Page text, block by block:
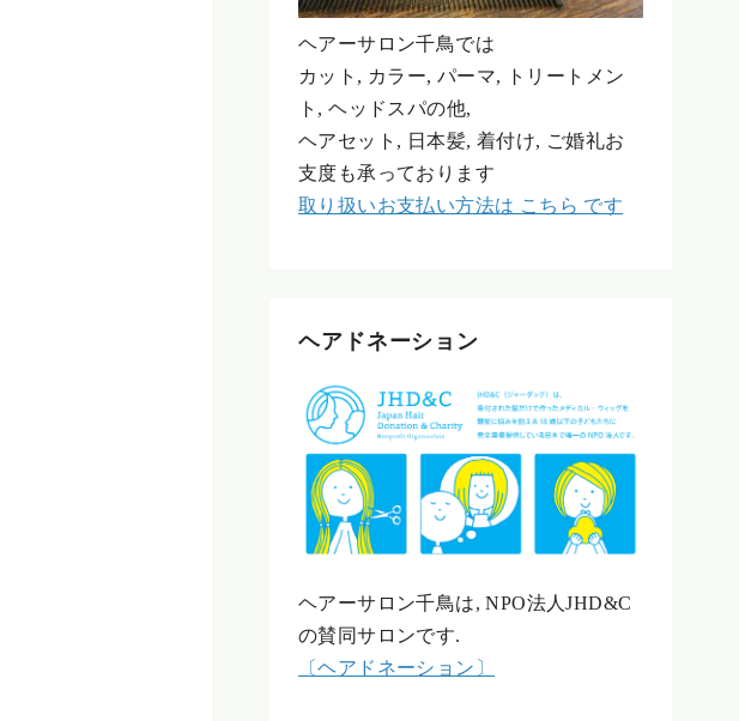
ヘアーサロン千鳥では
カット, カラー, パーマ, トリートメン
ト, ヘッドスパの他,
ヘアセット, 日本髪, 着付け, ご婚礼お
支度も承っております
取り扱いお支払い方法は こちら です
ヘアドネーション
ヘアーサロン千鳥は, NPO法人JHD&C
の賛同サロンです.
〔ヘアドネーション〕